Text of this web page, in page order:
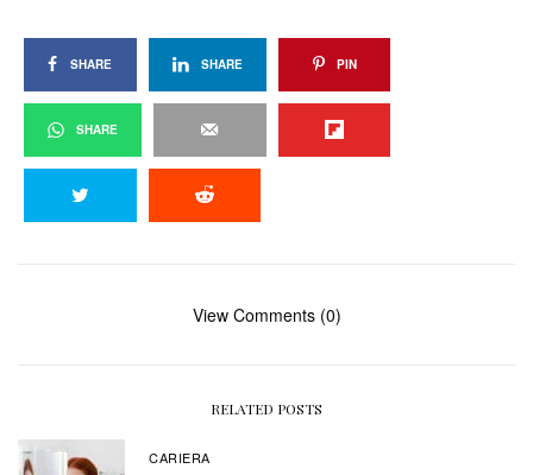
SHARE SHARE PIN
SHARE
View Comments (0)
RELATED POSTS
CARIERA